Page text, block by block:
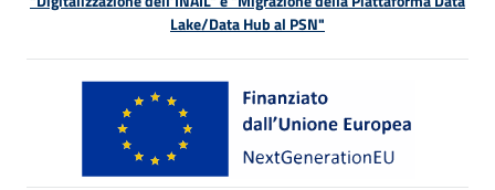
Lake/Data Hub al PSN"